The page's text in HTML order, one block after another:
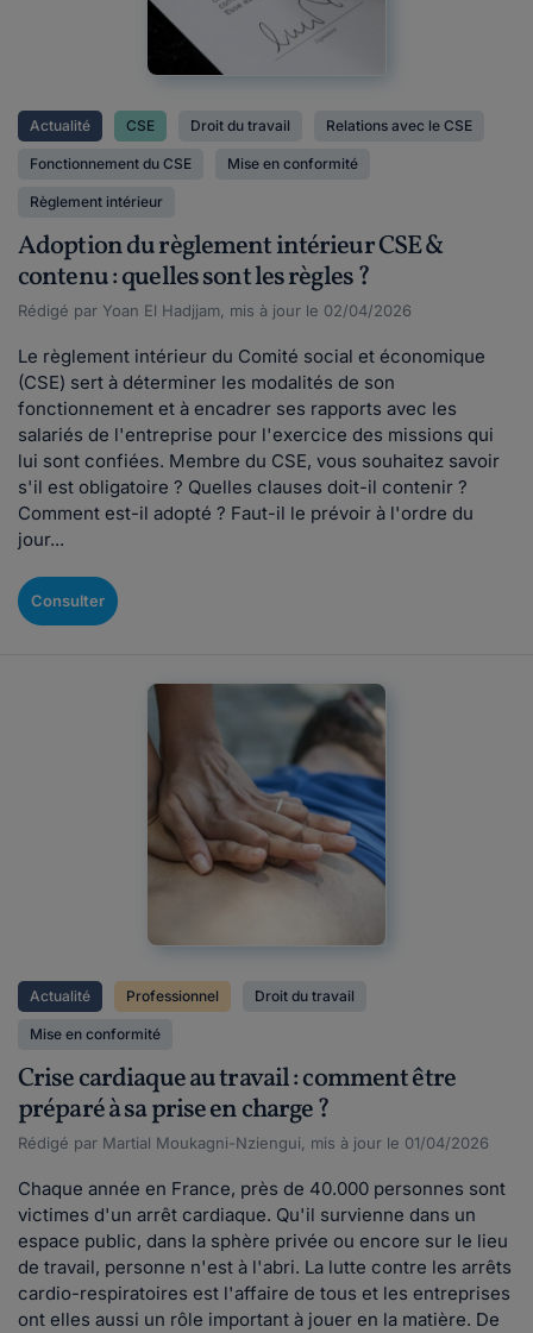
Actualité CSE Droit du travail Relations avec le CSE
Fonctionnement du CSE Mise en conformité
Règlement intérieur
Adoption du règlement intérieur CSE &
contenu : quelles sont les règles ?
Rédigé par Yoan El Hadjjam, mis à jour le 02/04/2026
Le règlement intérieur du Comité social et économique
(CSE) sert à déterminer les modalités de son
fonctionnement et à encadrer ses rapports avec les
salariés de l'entreprise pour l'exercice des missions qui
lui sont confiées. Membre du CSE, vous souhaitez savoir
s'il est obligatoire ? Quelles clauses doit-il contenir ?
Comment est-il adopté ? Faut-il le prévoir à l'ordre du
jour...
Consulter
Actualité Professionnel Droit du travail
Mise en conformité
Crise cardiaque au travail : comment être
préparé à sa prise en charge ?
Rédigé par Martial Moukagni-Nziengui, mis à jour le 01/04/2026
Chaque année en France, près de 40.000 personnes sont
victimes d'un arrêt cardiaque. Qu'il survienne dans un
espace public, dans la sphère privée ou encore sur le lieu
de travail, personne n'est à l'abri. La lutte contre les arrêts
cardio-respiratoires est l'affaire de tous et les entreprises
ont elles aussi un rôle important à jouer en la matière. De